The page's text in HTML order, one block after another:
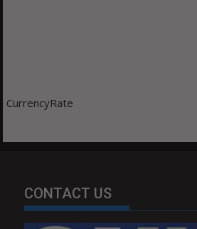
CurrencyRate
CONTACT US